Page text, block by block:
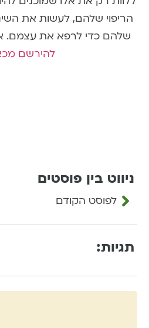
הריפוי שלהם, לעשות את
שלהםכדי לרפא את עצמם.
להירשם
ניווט בין פוסטים
לפוסט הקודם
תגיות: